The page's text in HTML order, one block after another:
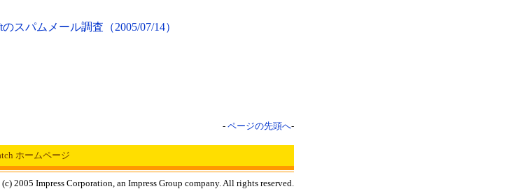
スパムメール調査（2005/07/14）
- ページの先頭へ-
ホームページ
2005 Impress Corporation, an Impress Group company. All rights reserved.